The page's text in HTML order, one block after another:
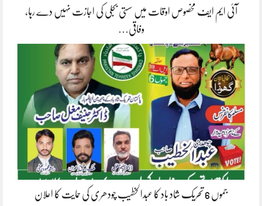
آئی ایم ایف مخصوص اوقات میں سستی بجلی کی اجازت نہیں دے رہا،
وفاقی…
جموں 6 تحریک شاد باد کا عبدالخطیب چودھری کی حمایت کا اعلان